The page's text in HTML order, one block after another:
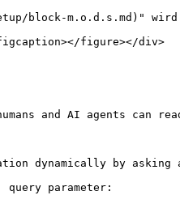
block-m.o.d.s.md)"
figure></div>
and AI agents can
dynamically by asking
parameter: